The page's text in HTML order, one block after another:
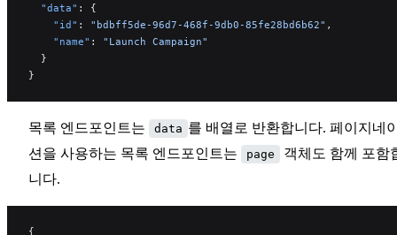
  "data"
: {
    "id"
: "bdbff5de-96d7-468f-9db0-85fe28bd6b62" ,
    "name"
: "Launch Campaign"
  }
}
목록 엔드포인트는 data 를 배열로 반환합니다. 페이지네
션을 사용하는 목록 엔드포인트는
page
객체도 함께 포함
니다.
{